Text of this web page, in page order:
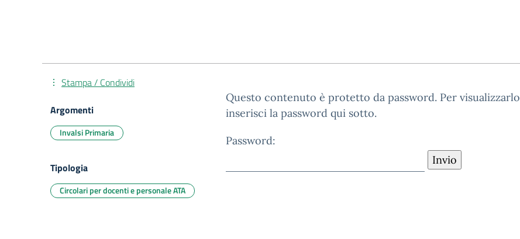
Questo contenuto è protetto da password. Per visualizzarlo
inserisci la password qui sotto.
Password:
Stampa / Condividi
Argomenti
Invalsi Primaria
Tipologia
Circolari per docenti e personale ATA